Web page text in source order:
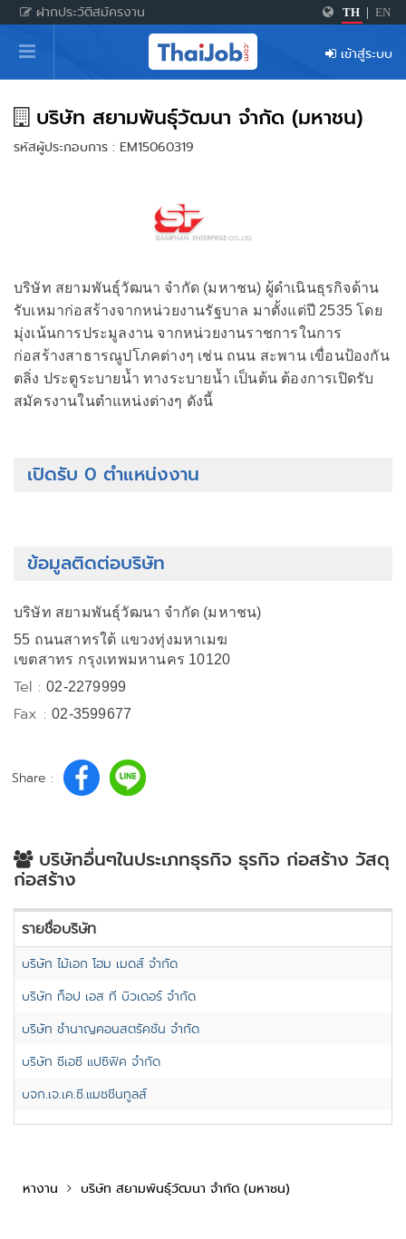
ฝากประวัติสมัครงาน TH EN
หน้าหลัก
ผู้สมัครงาน: เข้าสู่ระบบ
ฝากประวัติสมัครงาน
เกร็ดความรู้
สำหรับผู้ประกอบการ
เข้าสู่ระบบ
บริษัท สยามพันธุ์วัฒนา จำกัด (มหาชน)
รหัสผู้ประกอบการ : EM15060319
บริษัท สยามพันธุ์วัฒนา จำกัด (มหาชน) ผู้ดำเนินธุรกิจด้าน
รับเหมาก่อสร้างจากหน่วยงานรัฐบาล มาตั้งแต่ปี 2535 โดย
มุ่งเน้นการประมูลงาน จากหน่วยงานราชการในการ
ก่อสร้างสาธารณูปโภคต่างๆ เช่น ถนน สะพาน เขื่อนป้องกัน
ตลิ่ง ประตูระบายน้ำ ทางระบายน้ำ เป็นต้น ต้องการเปิดรับ
สมัครงานในตำแหน่งต่างๆ ดังนี้
เปิดรับ 0 ตำแหน่งงาน
ข้อมูลติดต่อบริษัท
บริษัท สยามพันธุ์วัฒนา จำกัด (มหาชน)
55 ถนนสาทรใต้ แขวงทุ่งมหาเมฆ
เขตสาทร กรุงเทพมหานคร 10120
Tel :02-2279999
Fax :02-3599677
Share :
บริษัทอื่นๆในประเภทธุรกิจ ธุรกิจ ก่อสร้าง วัสดุ
ก่อสร้าง
รายชื่อบริษัท
บริษัท ไม้เอก โฮม เมดส์ จำกัด
บริษัท ท็อป เอส ที บิวเดอร์ จำกัด
บริษัท ชำนาญคอนสตรัคชั่น จำกัด
บริษัท ซีเอซี แปซิฟิค จำกัด
บจก.เจ.เค.ซี.แมชชีนทูลส์
หางาน บริษัท สยามพันธุ์วัฒนา จำกัด (มหาชน)